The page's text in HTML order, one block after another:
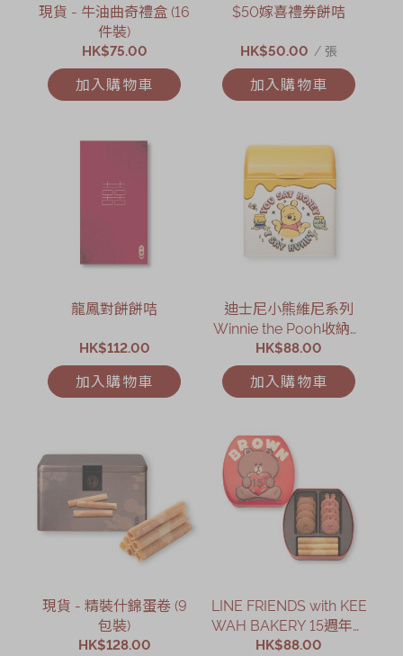
現貨 - 牛油曲奇禮盒 (16
件裝)
HK$75.00
加入購物車
$50嫁喜禮券餅咭
HK$50.00 / 張
加入購物車
龍鳳對餅餅咭
HK$112.00
加入購物車
迪士尼小熊維尼系列
Winnie the Pooh收納禮
盒
HK$88.00
加入購物車
現貨 - 精裝什錦蛋卷 (9
包裝)
HK$128.00
LINE FRIENDS with KEE
WAH BAKERY 15週年什
錦小食禮盒
HK$88.00